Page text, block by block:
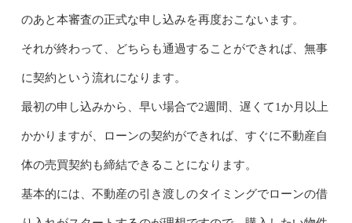
のあと本審査の正式な申し込みを再度おこないます。
それが終わって、どちらも通過することができれば、無事
に契約という流れになります。
最初の申し込みから、早い場合で2週間、遅くて1か月以上
かかりますが、ローンの契約ができれば、すぐに不動産自
体の売買契約も締結できることになります。
基本的には、不動産の引き渡しのタイミングでローンの借